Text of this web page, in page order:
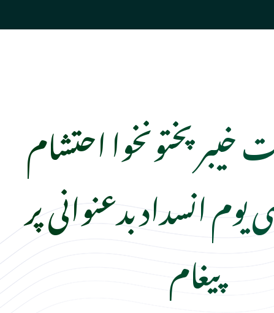
احتشام
یوم انسداد بدعنوانی پر
پیغام